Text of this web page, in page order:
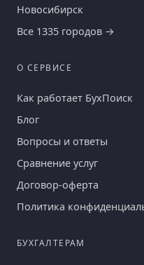
Новосибирск
Все 1335 городов →
О СЕРВИСЕ
Как работает БухПоиск
Блог
Вопросы и ответы
Сравнение услуг
Договор-оферта
Политика
БУХГАЛТЕРАМ